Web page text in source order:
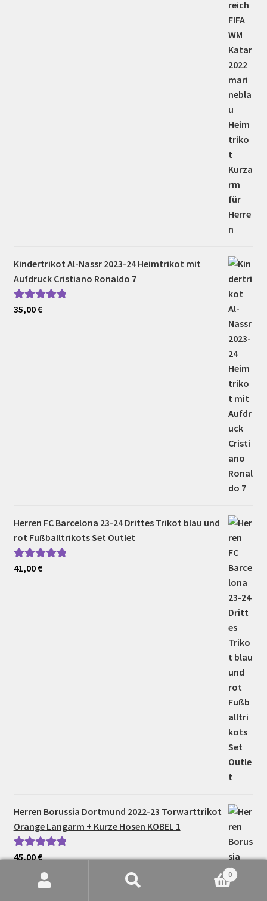
Kindertrikot Al-Nassr 2023-24 Heimtrikot mit
Aufdruck Cristiano Ronaldo 7
Bewertet mit
35,00€
Herren FC Barcelona 23-24 Drittes Trikot blau und
rot Fußballtrikots Set Outlet
Bewertet mit
41,00€
Herren Borussia Dortmund 2022-23 Torwarttrikot
Orange Langarm + Kurze Hosen KOBEL 1
Bewertet mit
von 5
45,00€
0